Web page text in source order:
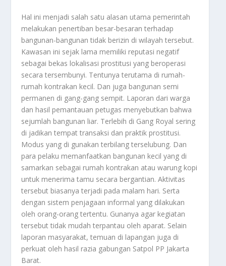
Hal ini menjadi salah satu alasan utama pemerintah
melakukan penertiban besar-besaran terhadap
bangunan-bangunan tidak berizin di wilayah tersebut.
Kawasan ini sejak lama memiliki reputasi negatif
sebagai bekas lokalisasi prostitusi yang beroperasi
secara tersembunyi. Tentunya terutama di rumah-
rumah kontrakan kecil. Dan juga bangunan semi
permanen di gang-gang sempit. Laporan dari warga
dan hasil pemantauan petugas menyebutkan bahwa
sejumlah bangunan liar. Terlebih di Gang Royal sering
di jadikan tempat transaksi dan praktik prostitusi.
Modus yang di gunakan terbilang terselubung. Dan
para pelaku memanfaatkan bangunan kecil yang di
samarkan sebagai rumah kontrakan atau warung kopi
untuk menerima tamu secara bergantian. Aktivitas
tersebut biasanya terjadi pada malam hari. Serta
dengan sistem penjagaan informal yang dilakukan
oleh orang-orang tertentu. Gunanya agar kegiatan
tersebut tidak mudah terpantau oleh aparat. Selain
laporan masyarakat, temuan di lapangan juga di
perkuat oleh hasil razia gabungan Satpol PP Jakarta
Barat.